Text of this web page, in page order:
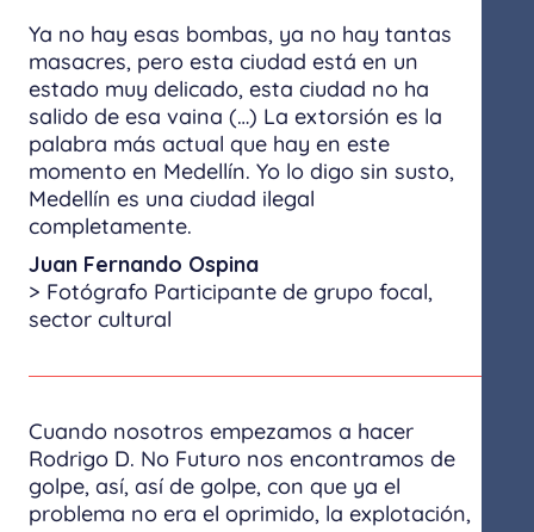
Ya no hay esas bombas, ya no hay tantas
masacres, pero esta ciudad está en un
estado muy delicado, esta ciudad no ha
salido de esa vaina (…) La extorsión es la
palabra más actual que hay en este
momento en Medellín. Yo lo digo sin susto,
Medellín es una ciudad ilegal
completamente.
Juan Fernando Ospina
> Fotógrafo Participante de grupo focal,
sector cultural
Cuando nosotros empezamos a hacer​
Rodrigo D. No Futuro​ nos encontramos de
golpe, así, así de golpe, con que ya el
problema no era el oprimido, la explotación,